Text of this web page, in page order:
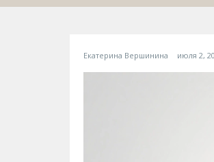
Екатерина Вершинина июля 2,